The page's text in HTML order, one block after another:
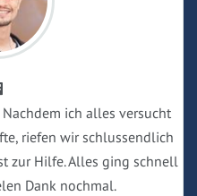
ich alles versucht
riefen wir schlussendlich
zur Hilfe. Alles ging schnell
Dank nochmal.